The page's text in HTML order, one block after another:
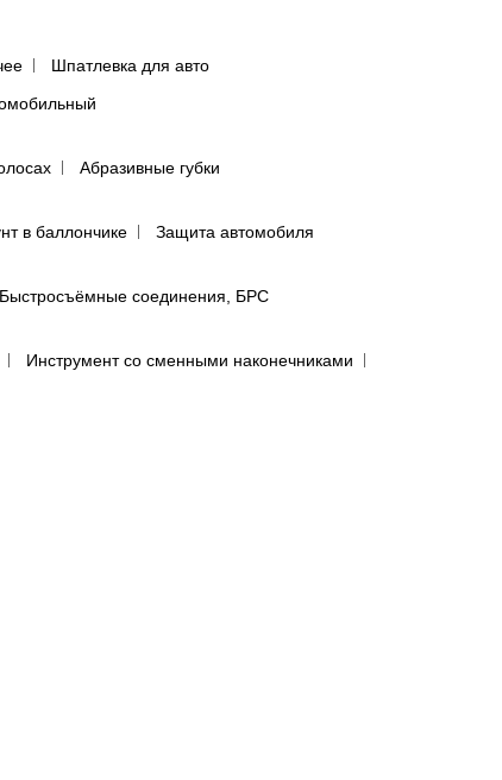
Шпатлевка для авто
Абразивные губки
в баллончике
Защита автомобиля
Быстросъёмные соединения, БРС
Инструмент со сменными наконечниками